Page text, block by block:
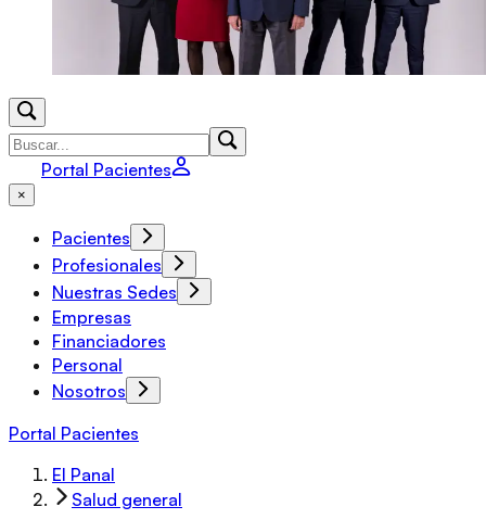
Portal Pacientes
×
Pacientes
Profesionales
Nuestras Sedes
Empresas
Financiadores
Personal
Nosotros
Portal Pacientes
El Panal
Salud general